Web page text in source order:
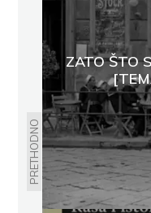
PRETHODNO
ZATO ŠTO